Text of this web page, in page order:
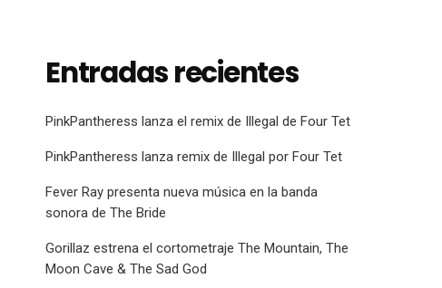
Entradas recientes
PinkPantheress lanza el remix de Illegal de Four Tet
PinkPantheress lanza remix de Illegal por Four Tet
Fever Ray presenta nueva música en la banda
sonora de The Bride
Gorillaz estrena el cortometraje The Mountain, The
Moon Cave & The Sad God